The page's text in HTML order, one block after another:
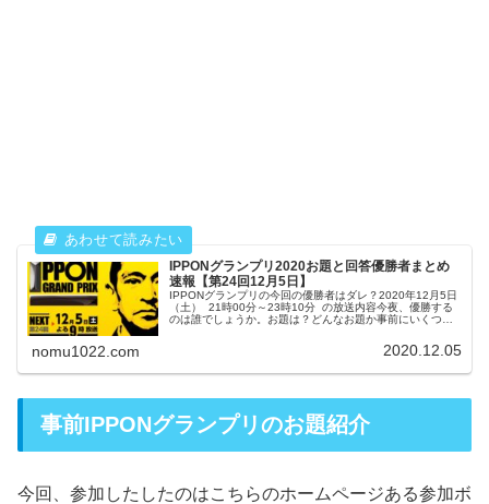
IPPONグランプリ2020お題と回答優勝者まとめ
速報【第24回12月5日】
IPPONグランプリの今回の優勝者はダレ？2020年12月5日
（土） 21時00分～23時10分 の放送内容今夜、優勝する
のは誰でしょうか。お題は？どんなお題か事前にいくつか
nomu1022.com 2020.12.05
事前IPPONグランプリのお題紹介
今回、参加したしたのはこちらのホームページある参加ボ